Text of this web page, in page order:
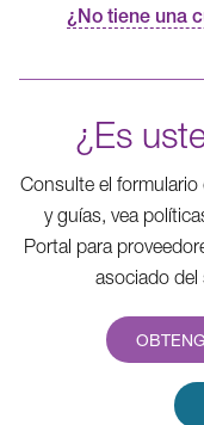
¿No tiene una
¿Es
Consulte el
y guías, vea
Portal para
asociado del